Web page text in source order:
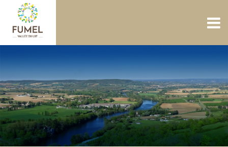
CONTACTS